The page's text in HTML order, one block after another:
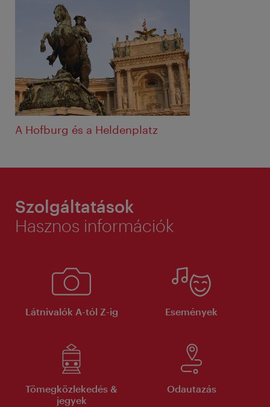
A Hofburg és a Heldenplatz
Szolgáltatások
Hasznos információk
Látnivalók A-tól Z-ig Események
Tömegközlekedés &
jegyek
Odautazás